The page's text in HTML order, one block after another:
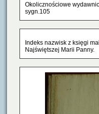
Okolicznościowe
sygn.105
Indeks nazwisk z księgi
Najświętszej Marii Panny.